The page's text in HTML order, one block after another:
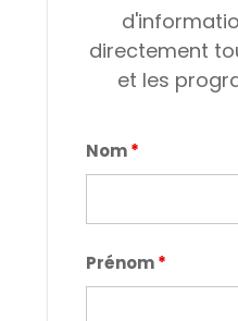
directement
et les
Nom*
Prénom*